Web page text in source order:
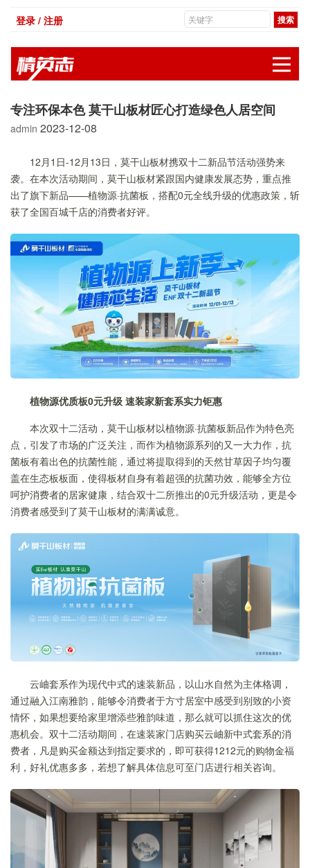
登录 / 注册
专注环保本色 莫干山板材匠心打造绿色人居空间
admin 2023-12-08
12月1日-12月13日，莫干山板材携双十二新品节活动强势来
袭。在本次活动期间，莫干山板材紧跟国内健康发展态势，重点推
出了旗下新品——植物源·抗菌板，搭配0元全线升级的优惠政策，斩
获了全国百城千店的消费者好评。
植物源优质板0元升级 速装家新套系实力钜惠
本次双十二活动，莫干山板材以植物源·抗菌板新品作为特色亮
点，引发了市场的广泛关注，而作为植物源系列的又一大力作，抗
菌板有着出色的抗菌性能，通过将提取得到的天然甘草因子均匀覆
盖在生态板板面，使得板材自身有着超强的抗菌功效，能够全方位
呵护消费者的居家健康，结合双十二所推出的0元升级活动，更是令
消费者感受到了莫干山板材的满满诚意。
云岫套系作为现代中式的速装新品，以山水自然为主体格调，
通过融入江南雅韵，能够令消费者于方寸居室中感受到别致的小资
情怀，如果想要给家里增添些雅韵味道，那么就可以抓住这次的优
惠机会。双十二活动期间，在速装家门店购买云岫新中式套系的消
费者，凡是购买金额达到指定要求的，即可获得1212元的购物金福
利，好礼优惠多多，若想了解具体信息可至门店进行相关咨询。